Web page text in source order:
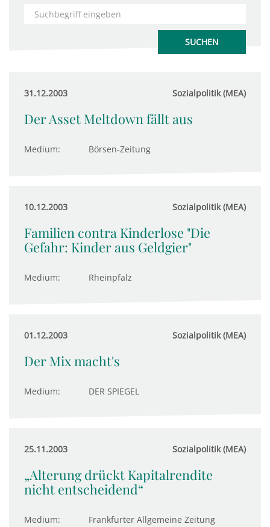
31.12.2003 Sozialpolitik (MEA)
Der Asset Meltdown fällt aus
Medium: Börsen-Zeitung
10.12.2003 Sozialpolitik (MEA)
Familien contra Kinderlose "Die
Gefahr: Kinder aus Geldgier"
Medium: Rheinpfalz
01.12.2003 Sozialpolitik (MEA)
Der Mix macht's
Medium: DER SPIEGEL
25.11.2003 Sozialpolitik (MEA)
„Alterung drückt Kapitalrendite
nicht entscheidend“
Medium: Frankfurter Allgemeine Zeitung